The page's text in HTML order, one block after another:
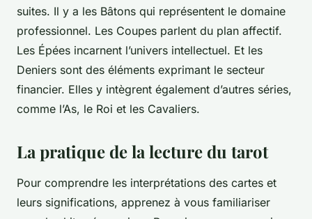
suites. Il y a les Bâtons qui représentent le domaine
professionnel. Les Coupes parlent du plan affectif.
Les Épées incarnent l’univers intellectuel. Et les
Deniers sont des éléments exprimant le secteur
financier. Elles y intègrent également d’autres séries,
comme l’As, le Roi et les Cavaliers.
La pratique de la lecture du tarot
Pour comprendre les interprétations des cartes et
leurs significations, apprenez à vous familiariser